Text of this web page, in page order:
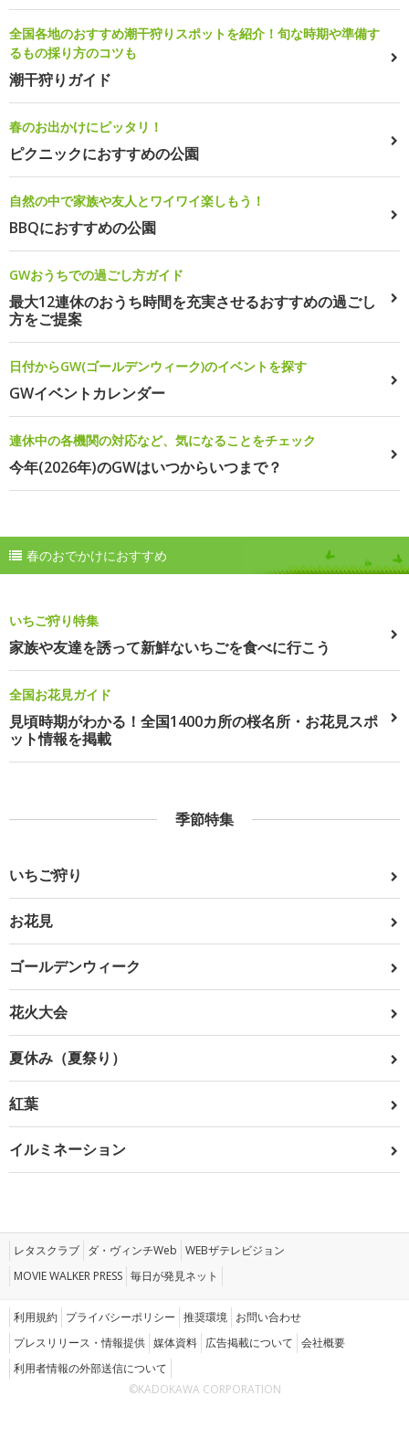
全国各地のおすすめ潮干狩りスポットを紹介！旬な時期や準備す
るもの採り方のコツも
潮干狩りガイド
春のお出かけにピッタリ！
ピクニックにおすすめの公園
自然の中で家族や友人とワイワイ楽しもう！
BBQにおすすめの公園
GWおうちでの過ごし方ガイド
最大12連休のおうち時間を充実させるおすすめの過ごし
方をご提案
日付からGW(ゴールデンウィーク)のイベントを探す
GWイベントカレンダー
連休中の各機関の対応など、気になることをチェック
今年(2026年)のGWはいつからいつまで？
春のおでかけにおすすめ
いちご狩り特集
家族や友達を誘って新鮮ないちごを食べに行こう
全国お花見ガイド
見頃時期がわかる！全国1400カ所の桜名所・お花見スポ
ット情報を掲載
季節特集
いちご狩り
お花見
ゴールデンウィーク
花火大会
夏休み（夏祭り）
紅葉
イルミネーション
レタスクラブ ダ・ヴィンチWeb WEBザテレビジョン
MOVIE WALKER PRESS 毎日が発見ネット
利用規約 プライバシーポリシー 推奨環境 お問い合わせ
プレスリリース・情報提供 媒体資料 広告掲載について 会社概要
利用者情報の外部送信について
©KADOKAWA CORPORATION